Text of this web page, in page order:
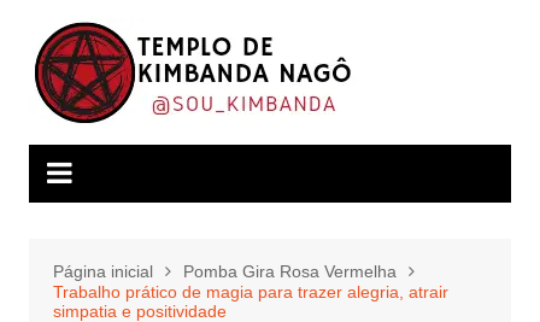
conteúdo
Página inicial
Pomba Gira Rosa Vermelha
Trabalho prático de magia para trazer alegria, atrair
simpatia e positividade